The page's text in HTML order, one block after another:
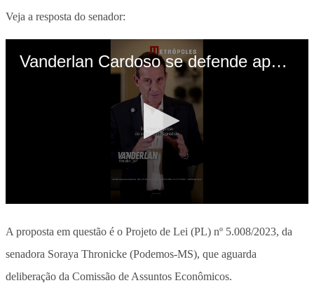
Veja a resposta do senador:
A proposta em questão é o Projeto de Lei (PL) nº 5.008/2023, da
senadora Soraya Thronicke (Podemos-MS), que aguarda
deliberação da Comissão de Assuntos Econômicos.